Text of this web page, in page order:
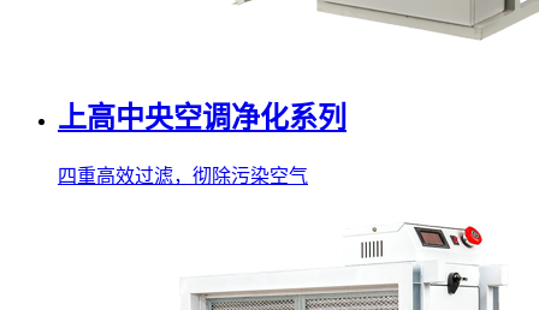
上高中央空调净化系列
四重高效过滤，彻除污染空气